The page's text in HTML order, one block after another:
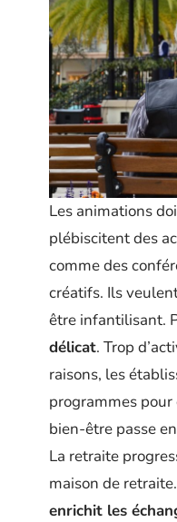
Les animations
plébiscitent des
comme des
créatifs. Ils
être infantilisant.
délicat. Trop
raisons, les
programmes
bien-être passe
La retraite
maison de
enrichit les